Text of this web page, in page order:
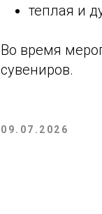
теплая и
Во время
сувениров.
09.07.2026